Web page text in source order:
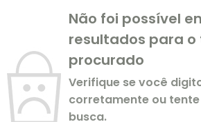
Não foi possível
resultados para o
procurado
Verifique se você
corretamente ou
busca.